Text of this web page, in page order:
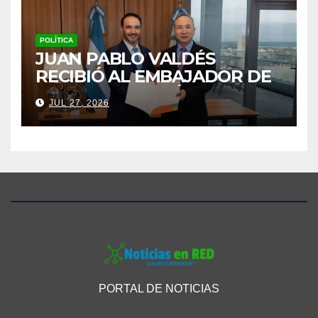
POLÍTICA
JUAN PABLO VALDÉS
RECIBIÓ AL EMBAJADOR DE
CHINA Y AFIANZÓ UNA
AGENDA DE COOPERACIÓN
PARA CORRIENTES
JUL 27, 2026
PORTAL DE NOTICIAS